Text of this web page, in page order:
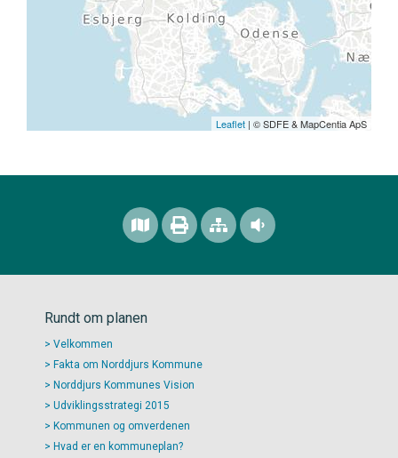
Leaflet | © SDFE & MapCentia ApS
Rundt om planen
Velkommen
Fakta om Norddjurs Kommune
Norddjurs Kommunes Vision
Udviklingsstrategi 2015
Kommunen og omverdenen
Hvad er en kommuneplan?